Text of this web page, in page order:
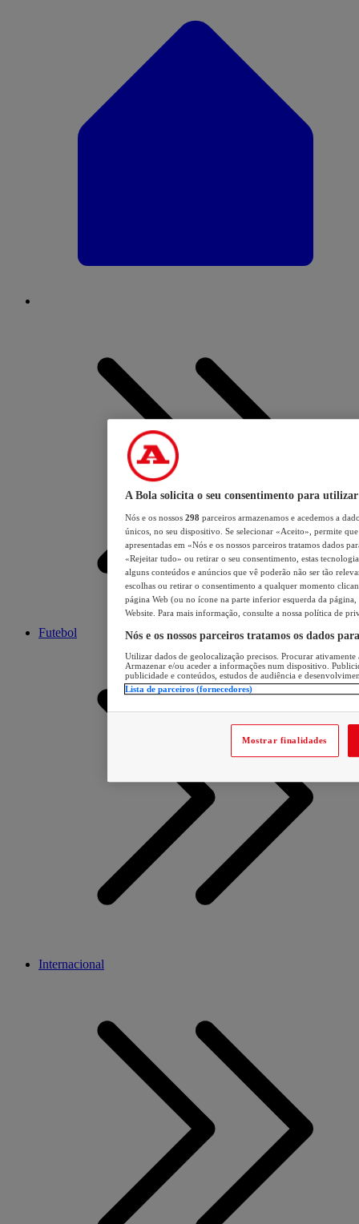
Futebol
Internacional
A Bola solicita o seu consentimento para utilizar
Nós e os nossos 298 parceiros armazenamos e acedemos a
únicos, no seu dispositivo. Se selecionar «Aceito», permite
apresentadas em «Nós e os nossos parceiros tratamos dados
«Rejeitar tudo» ou retirar o seu consentimento, estas
alguns conteúdos e anúncios que vê poderão não ser tão
escolhas ou retirar o consentimento a qualquer momento
página Web (ou no ícone na parte inferior esquerda da página,
Website. Para mais informação, consulte a nossa política de
Nós e os nossos parceiros tratamos os dados
Utilizar dados de geolocalização precisos. Procurar
Armazenar e/ou aceder a informações num dispositivo.
publicidade e conteúdos, estudos de audiência e
Lista de parceiros (fornecedores)
Mostrar finalidades